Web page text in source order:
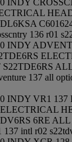
136 r01
INDY
137 all
INDY VR1 137
ELECTRICAL
6RE ALL
intl r02